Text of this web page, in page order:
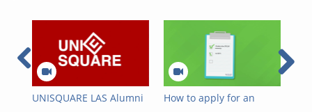
UNISQUARE LAS Alumni
How to apply for an